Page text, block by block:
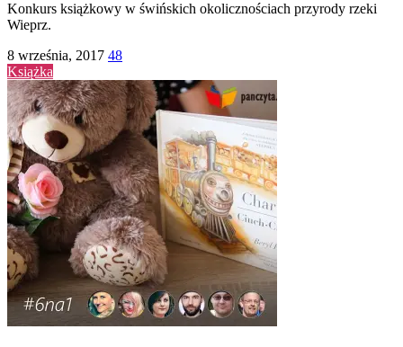
Konkurs książkowy w świńskich okolicznościach przyrody rzeki
Wieprz.
8 września, 2017 48
Książka